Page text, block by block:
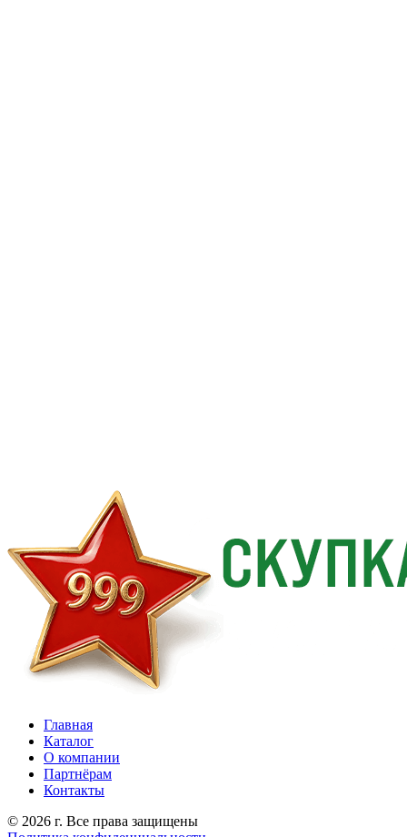
Главная
Каталог
О компании
Партнёрам
Контакты
© 2026 г. Все права защищены